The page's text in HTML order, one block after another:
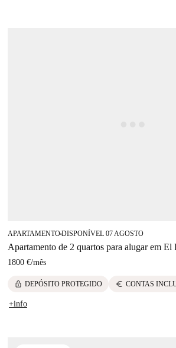
APARTAMENTO■DISPONÍVEL 07 AGOSTO
Apartamento de 2 quartos para alugar em El
1800 €/mês
lock DEPÓSITO PROTEGIDO euro CONTAS
+info